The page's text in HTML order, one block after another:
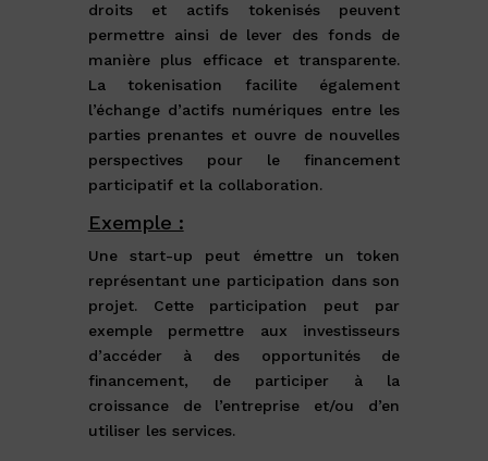
droits et actifs tokenisés peuvent
permettre ainsi de lever des fonds de
manière plus efficace et transparente.
La tokenisation facilite également
l’échange d’actifs numériques entre les
parties prenantes et ouvre de nouvelles
perspectives pour le financement
participatif et la collaboration.
Exemple :
Une start-up peut émettre un token
représentant une participation dans son
projet. Cette participation peut par
exemple permettre aux investisseurs
d’accéder à des opportunités de
financement, de participer à la
croissance de l’entreprise et/ou d’en
utiliser les services.